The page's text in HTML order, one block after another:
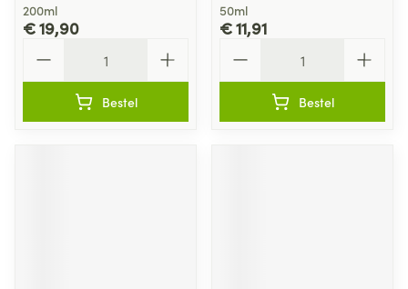
200ml
€ 19,90
Bestel
50ml
€ 11,91
Bestel